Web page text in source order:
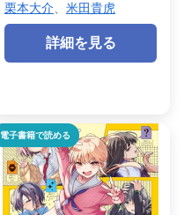
栗本大介 米田貴虎
詳細を見る
電子書籍で読める